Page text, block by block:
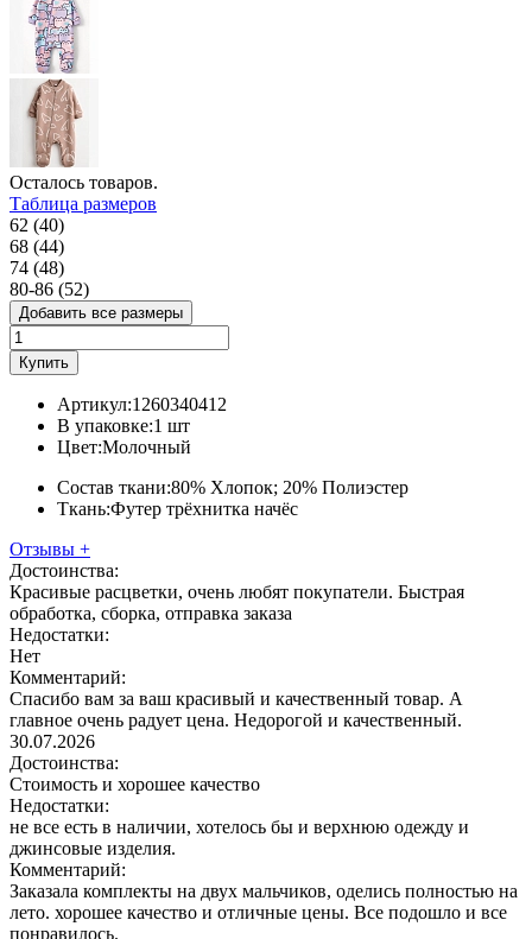
Осталось товаров.
Таблица размеров
62 (40)
68 (44)
74 (48)
80-86 (52)
Добавить все размеры
Купить
Артикул:1260340412
В упаковке:1 шт
Цвет:Молочный
Состав ткани:80% Хлопок; 20% Полиэстер
Ткань:Футер трёхнитка начёс
Отзывы +
Достоинства:
Красивые расцветки, очень любят покупатели. Быстрая
обработка, сборка, отправка заказа
Недостатки:
Нет
Комментарий:
Спасибо вам за ваш красивый и качественный товар. А
главное очень радует цена. Недорогой и качественный.
30.07.2026
Достоинства:
Стоимость и хорошее качество
Недостатки:
не все есть в наличии, хотелось бы и верхнюю одежду и
джинсовые изделия.
Комментарий:
Заказала комплекты на двух мальчиков, оделись полностью на
лето. хорошее качество и отличные цены. Все подошло и все
понравилось.